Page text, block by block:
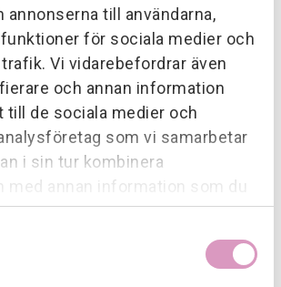
annonserna till användarna,
för sociala medier och
Vi vidarebefordrar även
och annan information
till de sociala medier och
som vi samarbetar
i sin tur kombinera
med annan information som du
eller som de har samlat in när